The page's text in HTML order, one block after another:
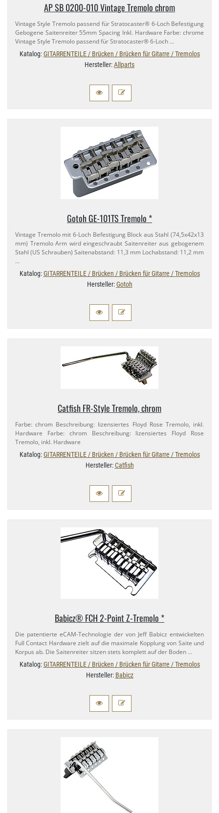
AP SB 0200-​010 Vintage Tremolo chrom
Vintage Style Tremolo passend für Stratocaster® 6-​Loch Befestigung
Gebogene Saitenreiter 55mm Spacing Inkl. Hardware Farbe: chrome
Vintage Style Tremolo passend für Stratocaster® 6-​Loch …
Katalog:GITARRENTEILE / Brücken / Brücken für Gitarre / Tremolos
Hersteller:Allparts
Gotoh GE-​101TS Tremolo *
Vintage Tremolo mit 6-​Loch Befestigung Block aus Stahl (74,​5x42x13
mm) Tremolo Arm wird eingeschraubt Saitenreiter aus gebogenem
Stahl (US Schrauben) Saitenabstand: 11,​3 mm Lochabstand: 11,​2 mm
…
Katalog:GITARRENTEILE / Brücken / Brücken für Gitarre / Tremolos
Hersteller:Gotoh
Catfish FR-​Style Tremolo, chrom
Farbe: chrom Beschreibung: lizensiertes Floyd Rose Tremolo, inkl.
Hardware Farbe: chrom Beschreibung: lizensiertes Floyd Rose
Tremolo, inkl. Hardware
Katalog:GITARRENTEILE / Brücken / Brücken für Gitarre / Tremolos
Hersteller:Catfish
Babicz® FCH 2-​Point Z-​Tremolo *
Die patentierte eCAM-​Technologie der von Jeff Babicz entwickelten
Full Contact Hardware zielt auf die maximale Kopplung von Saite und
Korpus ab. Die Saitenreiter sitzen stets komplett auf der Boden …
Katalog:GITARRENTEILE / Brücken / Brücken für Gitarre / Tremolos
Hersteller: Babicz